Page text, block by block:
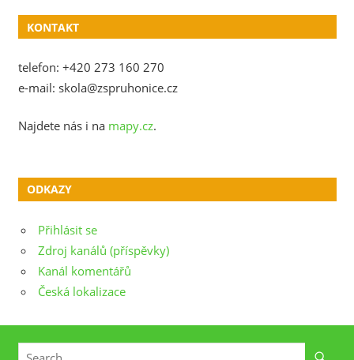
KONTAKT
telefon: +420 273 160 270
e-mail: skola@zspruhonice.cz
Najdete nás i na mapy.cz.
ODKAZY
Přihlásit se
Zdroj kanálů (příspěvky)
Kanál komentářů
Česká lokalizace